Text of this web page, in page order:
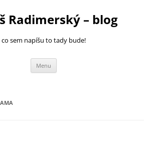
Radimerský – blog
co sem napíšu to tady bude!
Menu